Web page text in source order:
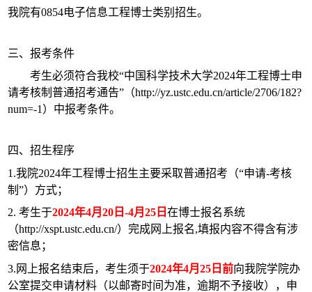
我院有0854电子信息工程博士类别招生。
三、报考条件
考生必须符合我校“中国科学技术大学2024年工程博士申
请考核制普通招考通告”（http://yz.ustc.edu.cn/article/2706/182?
num=-1 ）中报考条件。
四、招生程序
1.我院2024年工程博士招生主要采取普通招考（“申请-考核
制”）方式；
2.考生于2024年4月20 日-4月25 日在博士报名系统
（http://xspt.ustc.edu.cn/）完成网上报名,填报内容不得含有涉
密信息；
3. 网上报名结束后，考生须于2024年4月25 日前向我院学院办
公室提交申请材料（以邮寄时间为准，逾期不予接收），申